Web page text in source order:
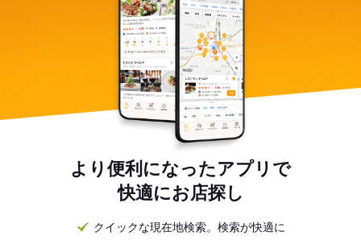
より便利になったアプリで
快適にお店探し
クイックな現在地検索。検索が快適に